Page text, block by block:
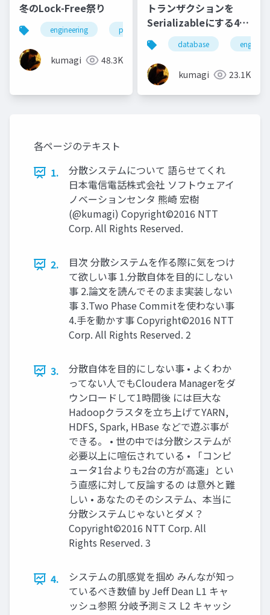
冬のLock-Free祭り
engineering programming
kumagi 48.3K
トランザクションを
Serializableにする4つ
の方法database
kumagi 23.1K
各ページのテキスト
1.
分散システムについて 語らせてくれ
日本電信電話株式会社 ソフトウェアイ
ノベーションセンタ 熊崎 宏樹
(@kumagi) Copyright©2016 NTT
Corp. All Rights Reserved.
2.
目次 分散システムを作る際に気をつけ
て欲しい事 1.分散自体を目的にしない
事 2.論文を読んでそのまま実装しない
事 3.Two Phase Commitを使わない事
4.手を動かす事 Copyright©2016 NTT
Corp. All Rights Reserved. 2
3.
分散自体を目的にしない事 • よくわか
ってない人でもCloudera Managerをダ
ウンロードして1時間後 には巨大な
Hadoopクラスタを立ち上げてYARN,
HDFS, Spark, HBase などで遊ぶ事が
できる。 • 世の中では分散システムが
必要以上に喧伝されている • 「コンピ
ュータ1台よりも2台の方が高速」とい
う直感に対して反論するの は意外と難
しい • あなたのそのシステム、本当に
分散システムじゃないとダメ？
Copyright©2016 NTT Corp. All
Rights Reserved. 3
4.
システムの肌感覚を掴め みんなが知っ
ているべき数値 by Jeff Dean L1 キャ
ッシュ参照 分岐予測ミス L2 キャッシ